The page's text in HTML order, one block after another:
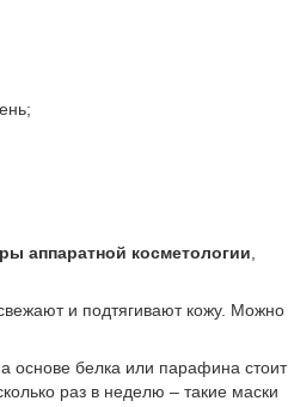
аппаратной косметологии
и подтягивают кожу. Можно
основе белка или парафина стоит
раз в неделю – такие маски